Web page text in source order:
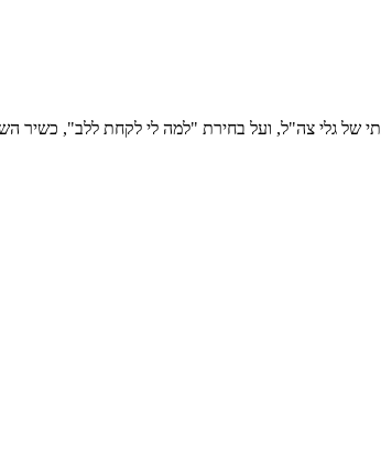
של גלי צה"ל, ועל בחירת "למה לי לקחת ללב",